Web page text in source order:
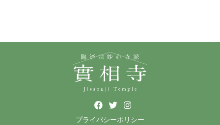
プライバシーポリシー